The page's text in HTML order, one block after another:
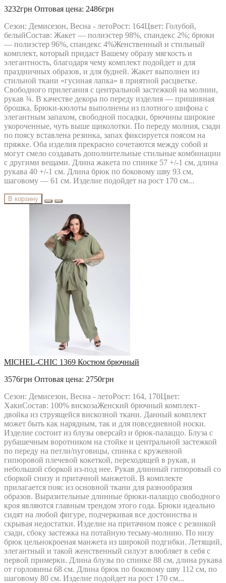
3232грн Оптовая цена: 2486грн
Сезон: Демисезон, Весна - летоРост: 164Цвет: Голубой,
белыйСостав: Жакет — полиэстер 98%, спандекс 2%; брюки
— полиэстер 96%, спандекс 4%Женственный и стильный
комплект, который придаст Вашему образу мягкость и
элегантность, благодаря чему комплект подойдет и для
праздничных образов, и для будней. Жакет выполнен из
стильной ткани «гусиная лапка» в приятной расцветке.
Свободного прилегания с центральной застежкой на молнии,
рукав ¾. В качестве декора по переду изделия — пришивная
брошка. Брюки-кюлоты выполнены из плотного шифона с
элегантным запахом, свободной посадки, брючины широкие
укороченные, чуть выше щиколотки. По переду молния, сзади
по поясу вставлена резинка, запах фиксируется поясом на
пряжке. Оба изделия прекрасно сочетаются между собой и
могут смело создавать дополнительные стильные комбинации
с другими вещами. Длина жакета по спинке 57 +/-1 см, длина
рукава 40 +/-1 см. Длина брюк по боковому шву 93 см,
шаговому — 61 см. Изделие подойдет на рост 170 см...
В корзину
MICHEL-CHIC 1369 Костюм брючный
3576грн Оптовая цена: 2750грн
Сезон: Демисезон, Весна - летоРост: 164, 170Цвет:
ХакиСостав: 100% вискозаЖенский брючный комплект-
двойка из струящейся вискозной ткани. Данный комплект
может быть как нарядным, так и для повседневной носки.
Изделие состоит из блузы оверсайз и брюк-палаццо. Блуза с
рубашечным воротником на стойке и центральной застежкой
по переду на петли/пуговицы, спинка с кружевной
гипюровой плечевой кокеткой, переходящей в рукав, и
небольшой сборкой из-под нее. Рукав длинный гипюровый со
сборкой снизу и притачной манжетой. В комплекте
прилагается пояс из основной ткани для разнообразия
образов. Выразительные длинные брюки-палаццо свободного
кроя являются главным трендом этого года. Брюки идеально
сидят на любой фигуре, подчеркивая все достоинства и
скрывая недостатки. Изделие на притачном поясе с резинкой
сзади, сбоку застежка на потайную тесьму-молнию. По низу
брюк цельнокроеная манжета из широкой подгибки. Летящий,
элегантный и такой женственный силуэт влюбляет в себя с
первой примерки. Длина блузы по спинке 88 см, длина рукава
от горловины 68 см. Длина брюк по боковому шву 112 см, по
шаговому 80 см. Изделие подойдет на рост 170 см...